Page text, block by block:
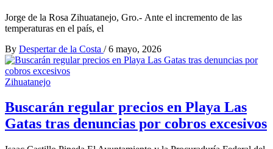
Jorge de la Rosa Zihuatanejo, Gro.- Ante el incremento de las
temperaturas en el país, el
By Despertar de la Costa / 6 mayo, 2026
Zihuatanejo
Buscarán regular precios en Playa Las
Gatas tras denuncias por cobros excesivos